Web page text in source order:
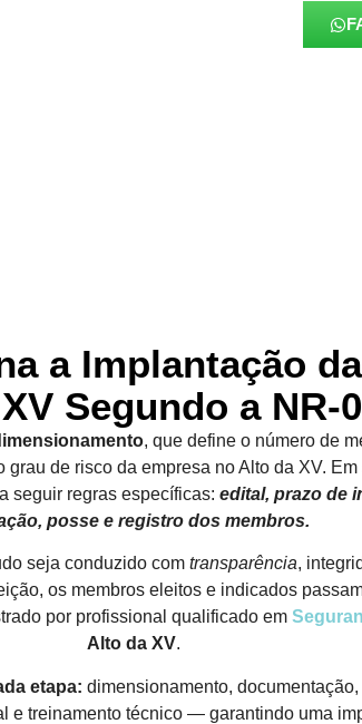
a Implantação
Segundo a NR-
, que define o número de
grau de risco da empresa no Alto da XV.
seguir regras específicas: edital, prazo de
posse e registro dos membros.
seja conduzido com transparência,
os membros eleitos e indicados
por profissional qualificado em
Alto da XV.
etapa: dimensionamento,
e treinamento técnico — garantindo uma